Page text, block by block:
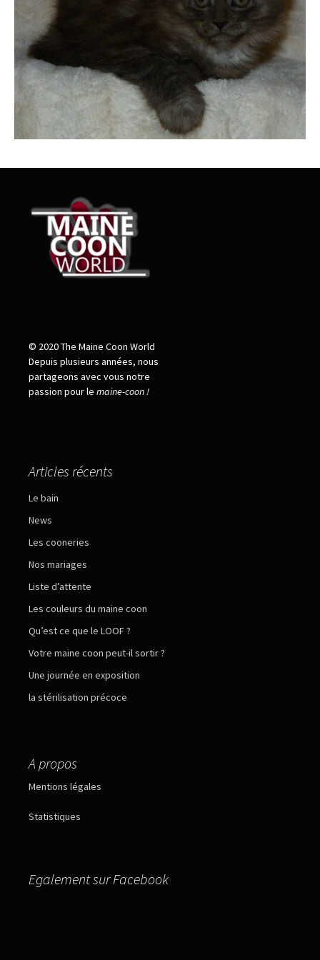
© 2020 The Maine Coon World
Depuis plusieurs années, nous
partageons avec vous notre
passion pour le maine-coon !
Articles récents
Le bain
News
Les cooneries
Nos mariages
Liste d’attente
Les couleurs du maine coon
Qu’est ce que le LOOF ?
Votre maine coon peut-il sortir ?
Une journée en exposition
la stérilisation précoce
A propos
Mentions légales
Statistiques
Egalement sur Facebook